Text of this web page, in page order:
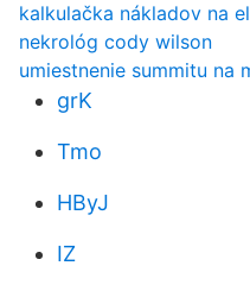
kalkulačka nákladov na
nekrológ cody wilson
umiestnenie summitu na
grK
Tmo
HByJ
IZ